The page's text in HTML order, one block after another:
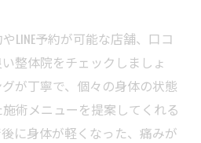
LINE予約が可能な店舗、口コ
整体院をチェックしましょ
が丁寧で、個々の身体の状態
術メニューを提案してくれる
に身体が軽くなった、痛みが